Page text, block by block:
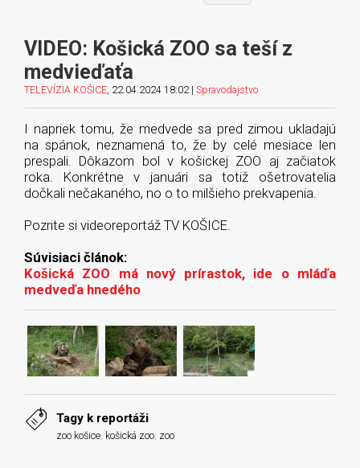
VIDEO: Košická ZOO sa teší z
medvieďaťa
TELEVÍZIA KOŠICE , 22.04.2024 18:02 | Spravodajstvo
I napriek tomu, že medvede sa pred zimou ukladajú
na spánok, neznamená to, že by celé mesiace len
prespali. Dôkazom bol v košickej ZOO aj začiatok
roka. Konkrétne v januári sa totiž ošetrovatelia
dočkali nečakaného, no o to milšieho prekvapenia.
Pozrite si videoreportáž TV KOŠICE.
Súvisiaci článok:
Košická ZOO má nový prírastok, ide o mláďa
medveďa hnedého
Tagy k reportáži
zoo košice košická zoo zoo